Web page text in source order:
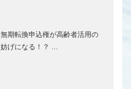
無期転換申込権が高齢者活用の
妨げになる！？ …